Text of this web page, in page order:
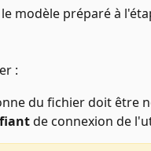
modèle préparé à
:
du fichier doit être
de connexion de